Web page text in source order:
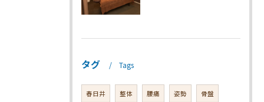
タグ Tags
春日井 整体 腰痛 姿勢 骨盤